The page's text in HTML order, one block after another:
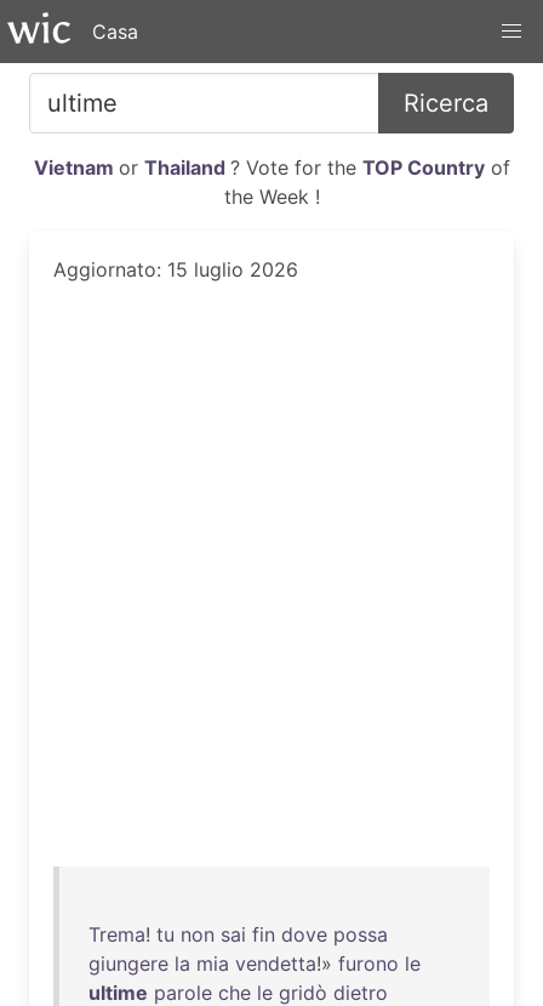
Casa
Ricerca
Vietnam or Thailand ? Vote for the TOP Countryof
the Week !
Aggiornato: 15 luglio 2026
Trema! tu non sai fin dove possa
giungere la mia vendetta!» furono le
ultime parole che le gridò dietro